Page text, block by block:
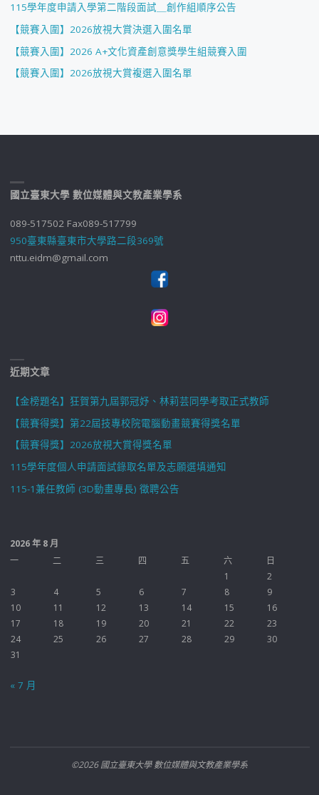
115學年度申請入學第二階段面試＿創作組順序公告
【競賽入圍】2026放視大賞決選入圍名單
【競賽入圍】2026 A+文化資產創意獎學生組競賽入圍
【競賽入圍】2026放視大賞複選入圍名單
國立臺東大學 數位媒體與文教產業學系
089-517502 Fax089-517799
950臺東縣臺東市大學路二段369號
nttu.eidm@gmail.com
近期文章
【金榜題名】狂賀第九屆郭冠妤、林莉芸同學考取正式教師
【競賽得獎】第22屆技專校院電腦動畫競賽得獎名單
【競賽得獎】2026放視大賞得獎名單
115學年度個人申請面試錄取名單及志願選填通知
115-1兼任教師 (3D動畫專長) 徵聘公告
2026 年 8 月
一
二 三 四 五 六
日
1
2
3
4 5 6 7 8
9
10
11 12 13 14 15
16
17
18 19 20 21 22
23
24
25 26 27 28 29
30
31
« 7 月
©2026 國立臺東大學 數位媒體與文教產業學系